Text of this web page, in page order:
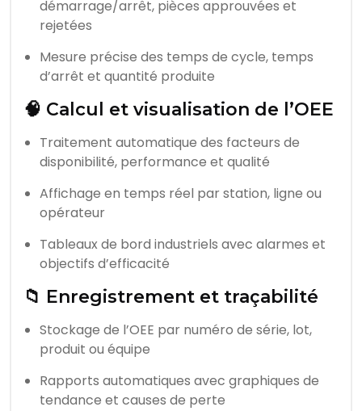
démarrage/arrêt, pièces approuvées et
rejetées
Mesure précise des temps de cycle, temps
d’arrêt et quantité produite
🧠 Calcul et visualisation de l’OEE
Traitement automatique des facteurs de
disponibilité, performance et qualité
Affichage en temps réel par station, ligne ou
opérateur
Tableaux de bord industriels avec alarmes et
objectifs d’efficacité
📁 Enregistrement et traçabilité
Stockage de l’OEE par numéro de série, lot,
produit ou équipe
Rapports automatiques avec graphiques de
tendance et causes de perte